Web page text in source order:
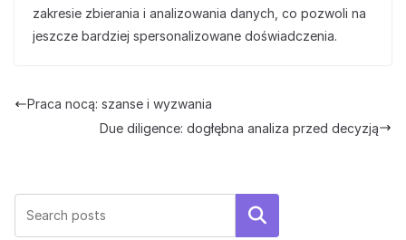
zakresie zbierania i analizowania danych, co pozwoli na
jeszcze bardziej spersonalizowane doświadczenia.
Praca nocą: szanse i wyzwania
Due diligence: dogłębna analiza przed decyzją
Szukaj